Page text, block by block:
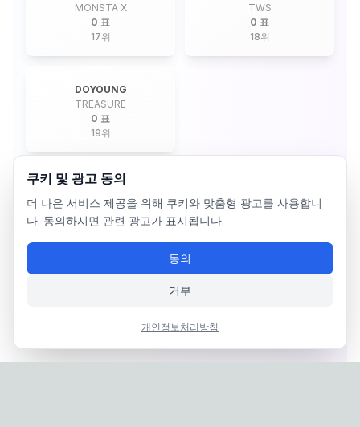
MONSTA X
0 표
17위
TWS
0 표
18위
DOYOUNG
TREASURE
0 표
19위
쿠키 및 광고 동의
더 나은 서비스 제공을 위해 쿠키와 맞춤형 광고를 사용합니
다. 동의하시면 관련 광고가 표시됩니다.
동의
거부
개인정보처리방침